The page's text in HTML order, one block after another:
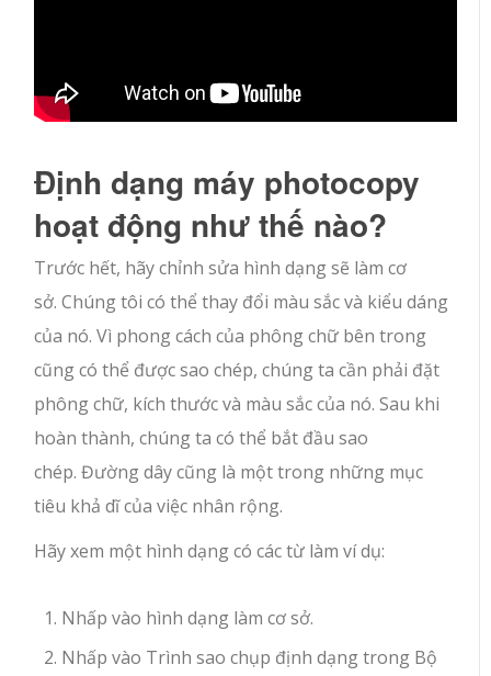
Định dạng máy photocopy
hoạt động như thế nào?
Trước hết, hãy chỉnh sửa hình dạng sẽ làm cơ
sở. Chúng tôi có thể thay đổi màu sắc và kiểu dáng
của nó. Vì phong cách của phông chữ bên trong
cũng có thể được sao chép, chúng ta cần phải đặt
phông chữ, kích thước và màu sắc của nó. Sau khi
hoàn thành, chúng ta có thể bắt đầu sao
chép. Đường dây cũng là một trong những mục
tiêu khả dĩ của việc nhân rộng.
Hãy xem một hình dạng có các từ làm ví dụ:
Nhấp vào hình dạng làm cơ sở.
Nhấp vào Trình sao chụp định dạng trong Bộ